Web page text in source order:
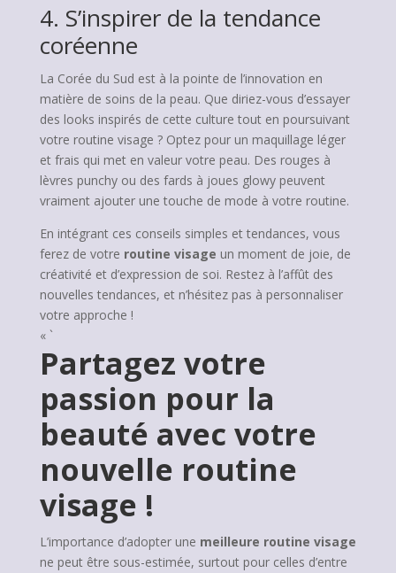
4. S’inspirer de la tendance
coréenne
La Corée du Sud est à la pointe de l’innovation en
matière de soins de la peau. Que diriez-vous d’essayer
des looks inspirés de cette culture tout en poursuivant
votre routine visage ? Optez pour un maquillage léger
et frais qui met en valeur votre peau. Des rouges à
lèvres punchy ou des fards à joues glowy peuvent
vraiment ajouter une touche de mode à votre routine.
En intégrant ces conseils simples et tendances, vous
ferez de votre routine visage un moment de joie, de
créativité et d’expression de soi. Restez à l’affût des
nouvelles tendances, et n’hésitez pas à personnaliser
votre approche !
« `
Partagez votre
passion pour la
beauté avec votre
nouvelle routine
visage !
L’importance d’adopter une meilleure routine visage
ne peut être sous-estimée, surtout pour celles d’entre